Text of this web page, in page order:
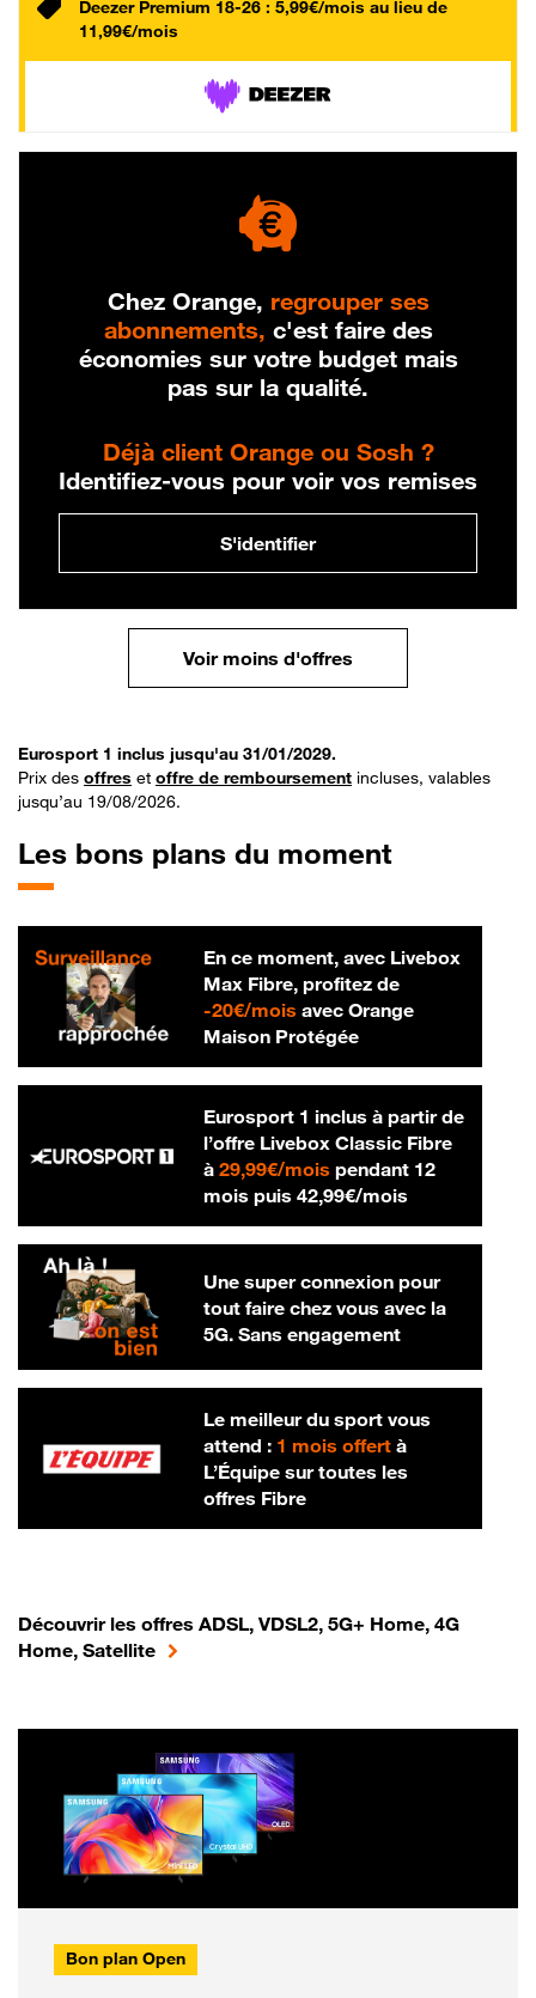
Deezer Premium 18-26 : 5,99€/mois au lieu de
11,99€/mois
Chez Orange, regrouper ses
abonnements, c'est faire des
économies sur votre budget mais
pas sur la qualité.
Déjà client Orange ou Sosh ?
Identifiez-vous pour voir vos remises
S'identifier
Voir moins d'offres
Eurosport 1 inclus jusqu'au 31/01/2029.
Prix des offres et offre de remboursement incluses, valables
jusqu’au 19/08/2026.
Les bons plans du moment
En ce moment, avec Livebox
Max Fibre, profitez de
-20€/mois20 € par mois
avec Orange
Maison Protégée
Eurosport 1 inclus à partir de
l’offre Livebox Classic Fibre
à 29,99€/mois29,99 € par mois
pendant 12
mois puis 42,99€/mois42,99 € par
Une super connexion pour
tout faire chez vous avec la
5G. Sans engagement
Le meilleur du sport vous
attend : 1 mois offertà
L’Équipe sur toutes les
offres Fibre
Découvrir les offres ADSL, VDSL2, 5G+ Home, 4G
Home, Satellite
Bon plan Open